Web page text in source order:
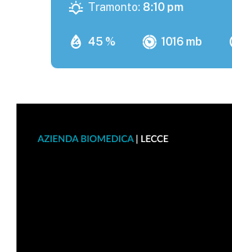
45 % 1016 mb
Tramonto: 8:10 pm